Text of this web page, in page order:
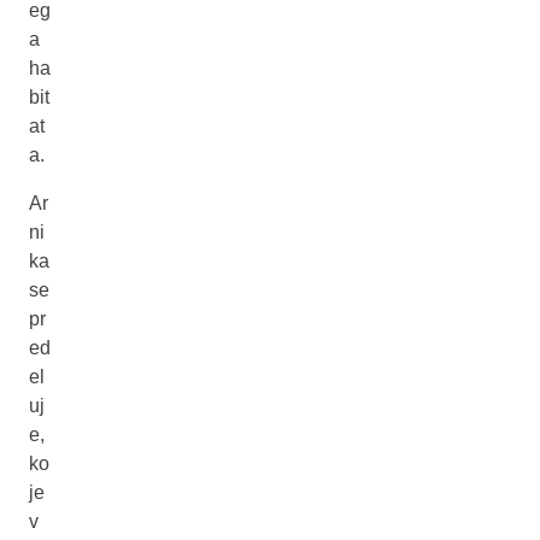
eg
a
ha
bit
at
a.
Ar
ni
ka
se
pr
ed
el
uj
e,
ko
je
v